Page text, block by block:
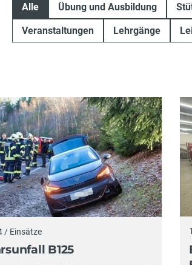
Alle Übung und Ausbildung
Veranstaltungen Lehrgänge
/ Einsätze
B125